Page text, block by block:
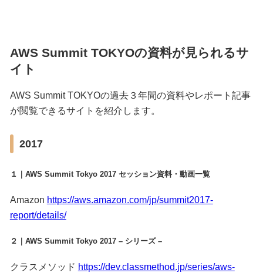
AWS Summit TOKYOの資料が見られるサ
イト
AWS Summit TOKYOの過去３年間の資料やレポート記事
が閲覧できるサイトを紹介します。
2017
１｜AWS Summit Tokyo 2017 セッション資料・動画一覧
Amazon https://aws.amazon.com/jp/summit2017-
report/details/
２｜AWS Summit Tokyo 2017 – シリーズ –
クラスメソッド https://dev.classmethod.jp/series/aws-